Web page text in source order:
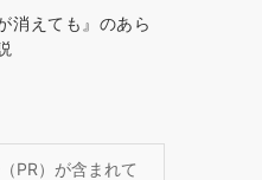
消えても』のあら
PR）が含まれて